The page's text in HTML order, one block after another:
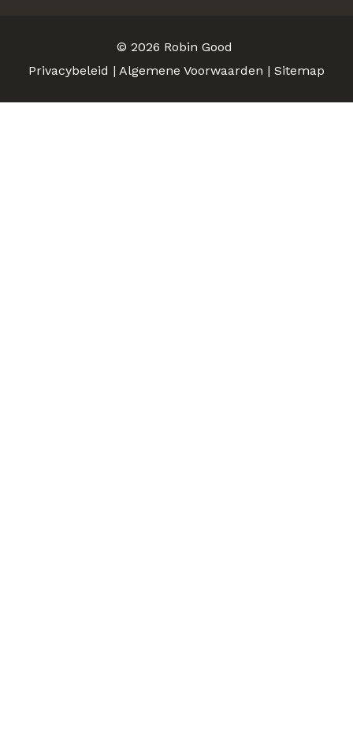
© 2026 Robin Good
Privacybeleid | Algemene Voorwaarden | Sitemap